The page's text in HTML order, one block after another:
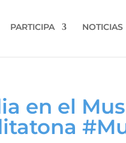
PARTICIPA NOTICIAS
en el